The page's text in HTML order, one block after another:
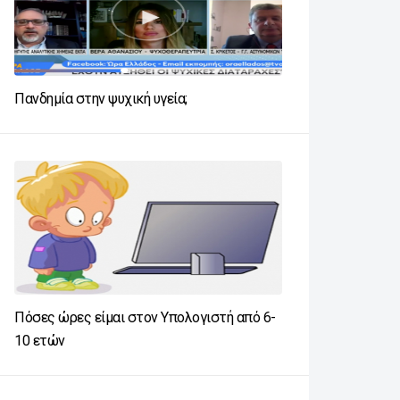
Πανδημία στην ψυχική υγεία;
Πόσες ώρες είμαι στον Υπολογιστή από 6-
10 ετών